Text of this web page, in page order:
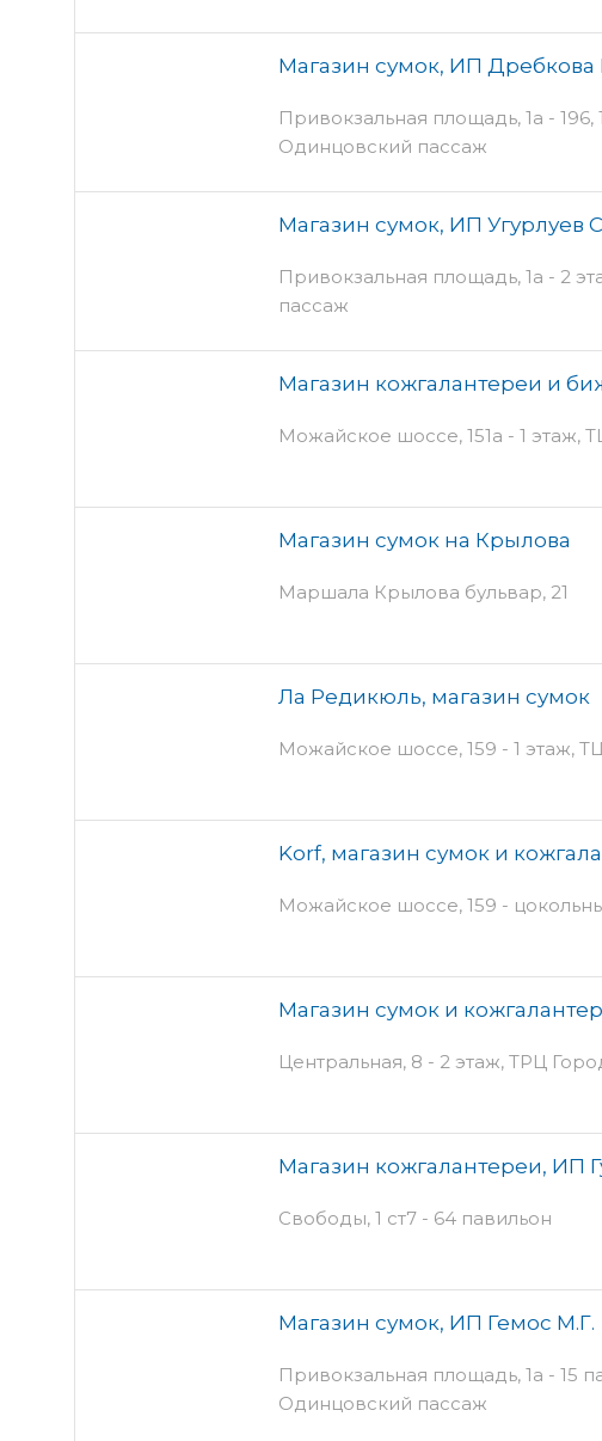
Магазин сумок, ИП
Привокзальная площадь, 1а - 196,
Одинцовский пассаж
Магазин сумок, ИП Угурлуев
Привокзальная площадь, 1а - 2
пассаж
Магазин кожгалантереи и
Можайское шоссе, 151а - 1 этаж,
Магазин сумок на Крылова
Маршала Крылова бульвар, 21
Ла Редикюль, магазин сумок
Можайское шоссе, 159 - 1 этаж,
Korf, магазин сумок и
Можайское шоссе, 159 -
Магазин сумок и
Центральная, 8 - 2 этаж, ТРЦ
Магазин кожгалантереи, ИП
Свободы, 1 ст7 - 64 павильон
Магазин сумок, ИП Гемос М.Г.
Привокзальная площадь, 1а - 15
Одинцовский пассаж